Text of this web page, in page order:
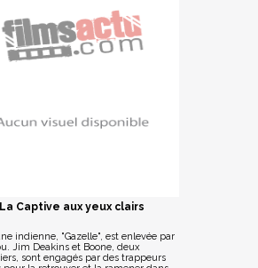
La Captive aux yeux clairs
indienne, "Gazelle", est enlevée par
Jim Deakins et Boone, deux
sont engagés par des trappeurs